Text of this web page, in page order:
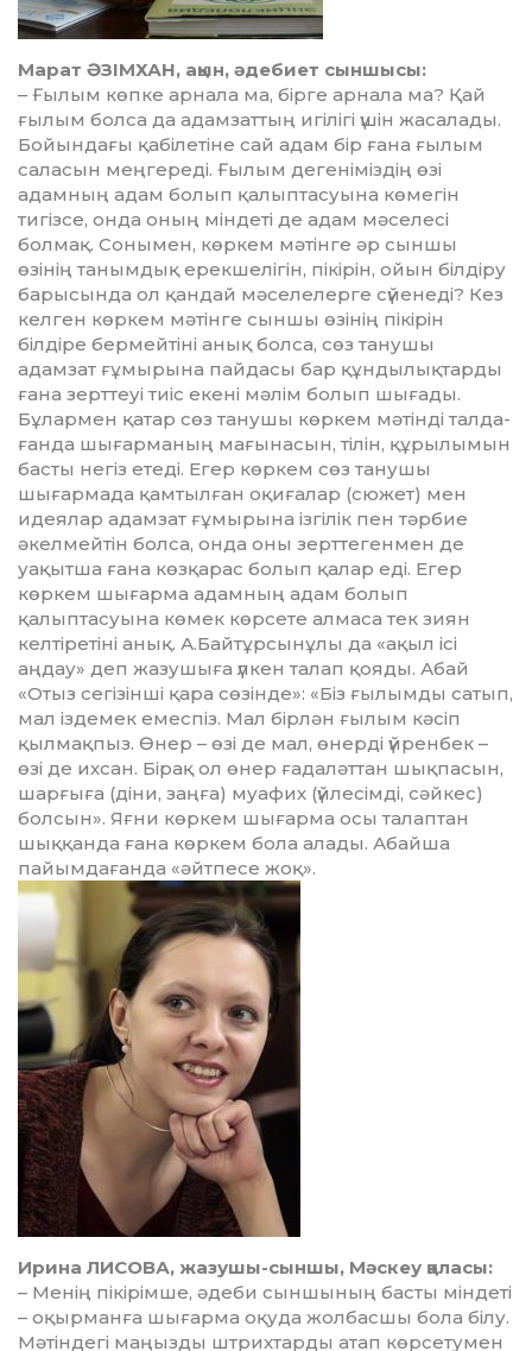
Марат ӘЗІМХАН, ақын, әдебиет сыншысы:
– Ғылым көпке арнала ма, бір­ге арнала ма? Қай
ғылым болса да адамзаттың игілігі үшін жасалады.
Бойындағы қабілетіне сай адам бір ғана ғылым
саласын меңгереді. Ғылым дегеніміздің өзі
адамның адам болып қалып­тасуына көмегін
тигізсе, онда оның міндеті де адам мәселесі
болмақ. Сонымен, көркем мәтін­ге әр сыншы
өзінің танымдық ерекшелігін, пікірін, ойын біл­діру
барысында ол қандай мәсе­ле­лерге сүйенеді? Кез
келген көркем мәтінге сыншы өзінің пікірін
білдіре бермейтіні анық болса, сөз танушы
адамзат ғұмы­рына пайдасы бар құндылық­тарды
ғана зерттеуі тиіс екені мәлім болып шығады.
Бұлармен қатар сөз танушы көркем мәтінді талда­
ғанда шығарманың мағына­сын, тілін, құрылымын
­басты не­гіз етеді. Егер көркем сөз танушы
шығармада қамтылған оқи­ға­лар (сюжет) мен
идеялар адамзат ғұмырына ізгілік пен тәрбие
әкелмейтін болса, онда оны зерттегенмен де
уақытша ғана көзқа­рас болып қалар еді. Егер
көркем шығарма адамның адам болып
қалыптасуына көмек көрсете алмаса тек зиян
келтіре­тіні анық. А.Байтұрсынұлы да «ақыл ісі
аңдау» деп жазушыға үлкен талап қояды. Абай
«Отыз сегізінші қара сөзінде»: «Біз ғылымды сатып,
мал іздемек емеспіз. Мал бірлән ғылым кәсіп
қылмақпыз. Өнер – өзі де мал, өнерді үйренбек –
өзі де ихсан. Бірақ ол өнер ға­даләт­тан шықпасын,
шарғыға (діни, заңға) муафих (үйлесімді, сәйкес)
болсын». Яғни көркем шығарма осы талаптан
шыққанда ғана көркем бола алады. Абайша
пайымдағанда «әйтпесе жоқ».
Ирина ЛИСОВА, жазушы-сыншы, Мәскеу қаласы:
– Менің пікірімше, әдеби сын­­шының басты міндеті
– оқыр­манға шығарма оқуда жол­бас­­шы бола білу.
Мәтіндегі ма­ңыз­­ды штрихтарды атап көр­­­­­­­­се­тумен